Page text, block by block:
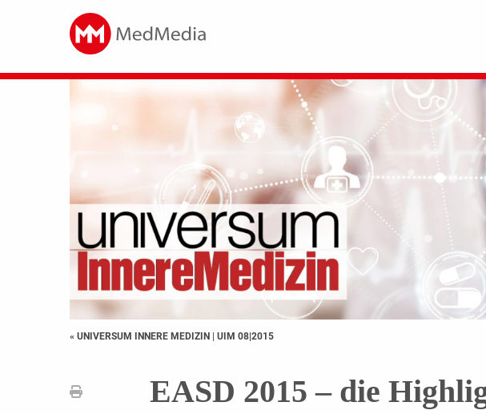
« UNIVERSUM INNERE MEDIZIN | UIM 08|2015
EASD 2015 – die